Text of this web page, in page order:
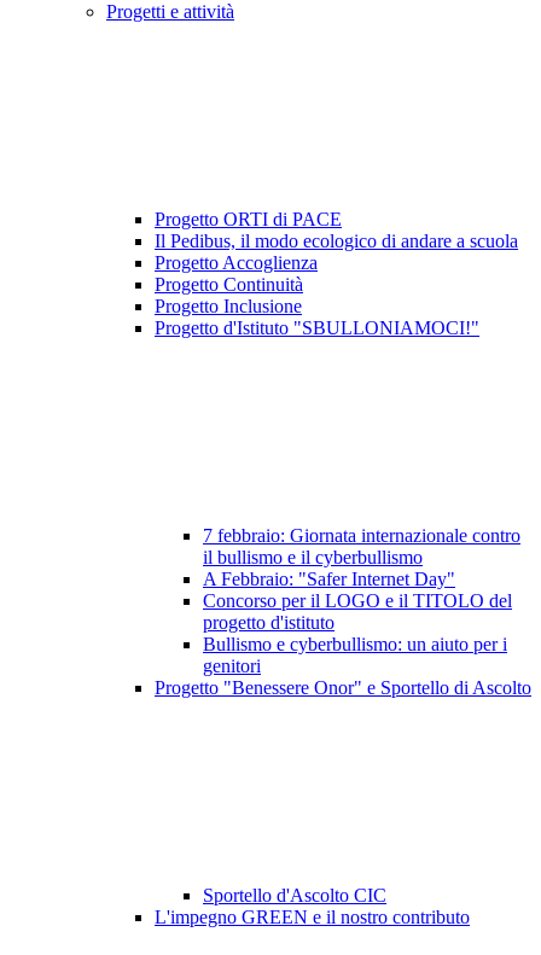
Progetti e attività
Progetto ORTI di PACE
Il Pedibus, il modo ecologico di andare a scuola
Progetto Accoglienza
Progetto Continuità
Progetto Inclusione
Progetto d'Istituto "SBULLONIAMOCI!"
7 febbraio: Giornata internazionale contro
il bullismo e il cyberbullismo
A Febbraio: "Safer Internet Day"
Concorso per il LOGO e il TITOLO del
progetto d'istituto
Bullismo e cyberbullismo: un aiuto per i
genitori
Progetto "Benessere Onor" e Sportello di Ascolto
Sportello d'Ascolto CIC
L'impegno GREEN e il nostro contributo